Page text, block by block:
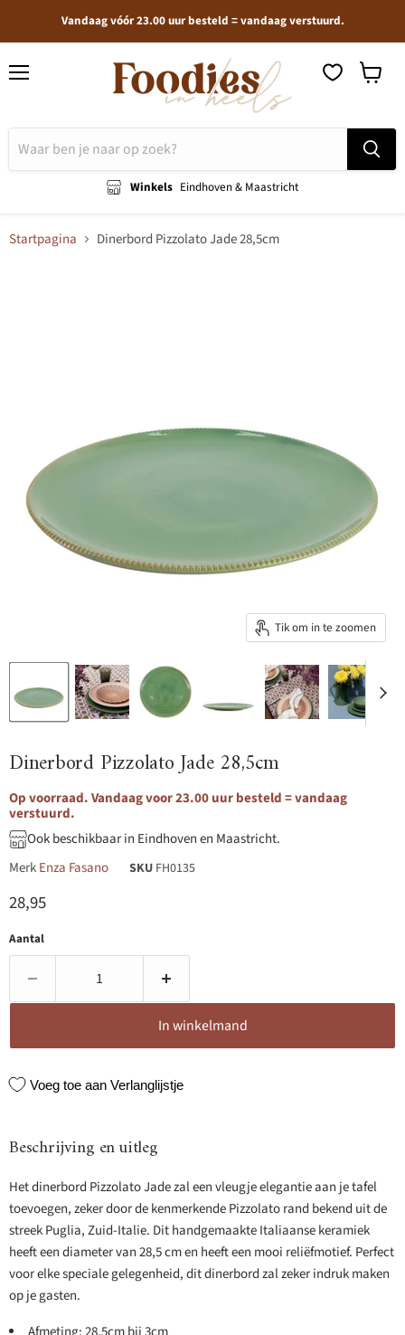
Vandaag vóór 23.00 uur besteld = vandaag verstuurd.
Winkels Eindhoven & Maastricht
Startpagina Dinerbord Pizzolato Jade 28,5cm
Tik om in te zoomen
Dinerbord Pizzolato Jade 28,5cm
Op voorraad. Vandaag voor 23.00 uur besteld = vandaag
verstuurd.
Ook beschikbaar in Eindhoven en Maastricht.
MerkEnza Fasano SKU FH0135
Huidige prijs
28,95
Aantal
In winkelmand
Voeg toe aan Verlanglijstje
Beschrijving en uitleg
Het dinerbord Pizzolato Jade zal een vleugje elegantie aan je tafel
toevoegen, zeker door de kenmerkende Pizzolato rand bekend uit de
streek Puglia, Zuid-Italie. Dit handgemaakte Italiaanse keramiek
heeft een diameter van 28,5 cm en heeft een mooi reliëfmotief. Perfect
voor elke speciale gelegenheid, dit dinerbord zal zeker indruk maken
op je gasten.